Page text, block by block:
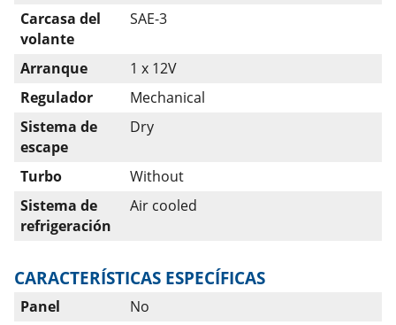
Carcasa del
volante
SAE-3
Arranque
1 x 12V
Regulador
Mechanical
Sistema de
escape
Dry
Turbo
Without
Sistema de
refrigeración
Air cooled
CARACTERÍSTICAS ESPECÍFICAS
Panel
No